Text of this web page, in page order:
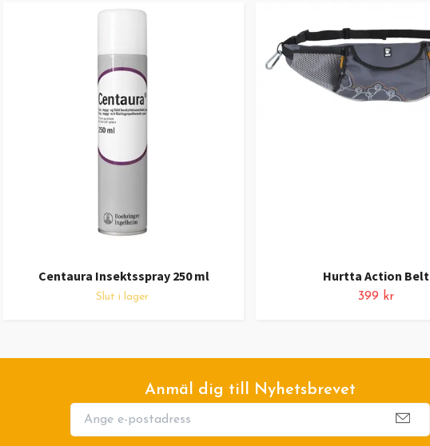
Centaura Insektsspray 250 ml
Slut i lager
Hurtta Action Belt
399 kr
Anmäl dig till Nyhetsbrevet